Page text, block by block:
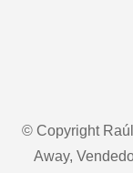
© Copyright
Away,